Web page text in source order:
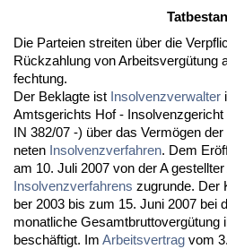
Die Par­tei­en strei­ten über die
Rück­zah­lung von Ar­beits­vergütung
fech­tung.
Der Be­klag­te ist In­sol­venz­ver­wal­ter
Amts­ge­richts Hof -
IN 382/07 -) über das Vermögen
ne­ten In­sol­venz­ver­fah­ren. Dem
am 10. Ju­li 2007 von der A
In­sol­venz­ver­fah­rens zu­grun­de. Der
ber 2003 bis zum 15. Ju­ni 2007 bei
mo­nat­li­che Ge­samt­b­rut­to­vergütung
beschäftigt. Im Ar­beits­ver­trag vom